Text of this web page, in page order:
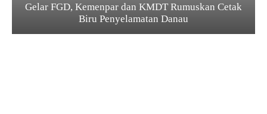
Gelar FGD, Kemenpar dan KMDT Rumuskan Cetak
Biru Penyelamatan Danau